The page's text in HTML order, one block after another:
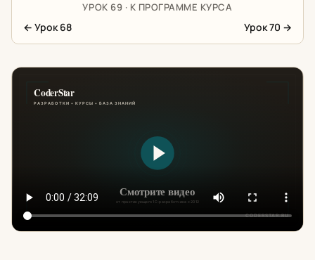
← Урок 68
УРОК 69 · К ПРОГРАММЕ КУРСА
Урок 70 →